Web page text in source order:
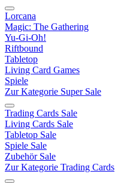
Lorcana
Magic: The Gathering
Yu-Gi-Oh!
Riftbound
Tabletop
Living Card Games
Spiele
Zur Kategorie Super Sale
Trading Cards Sale
Living Cards Sale
Tabletop Sale
Spiele Sale
Zubehör Sale
Zur Kategorie Trading Cards